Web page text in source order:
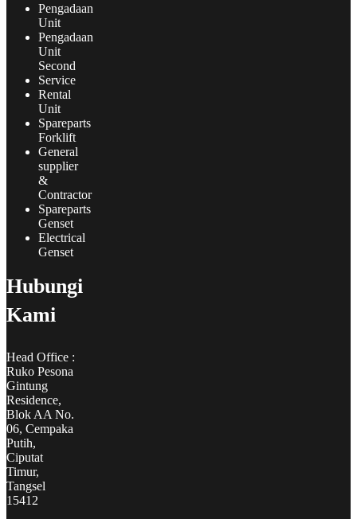
Pengadaan
Unit
Pengadaan
Unit
Second
Service
Rental
Unit
Spareparts
Forklift
General
supplier
&
Contractor
Spareparts
Genset
Electrical
Genset
Hubungi
Kami
Head Office :
Ruko Pesona
Gintung
Residence,
Blok AA No.
06, Cempaka
Putih,
Ciputat
Timur,
Tangsel
15412